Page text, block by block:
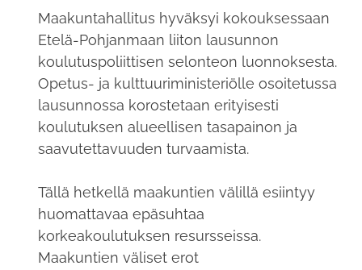
Maakuntahallitus hyväksyi kokouksessaan
Etelä-Pohjanmaan liiton lausunnon
koulutuspoliittisen selonteon luonnoksesta.
Opetus- ja kulttuuriministeriölle osoitetussa
lausunnossa korostetaan erityisesti
koulutuksen alueellisen tasapainon ja
saavutettavuuden turvaamista.
Tällä hetkellä maakuntien välillä esiintyy
huomattavaa epäsuhtaa
korkeakoulutuksen resursseissa.
Maakuntien väliset erot